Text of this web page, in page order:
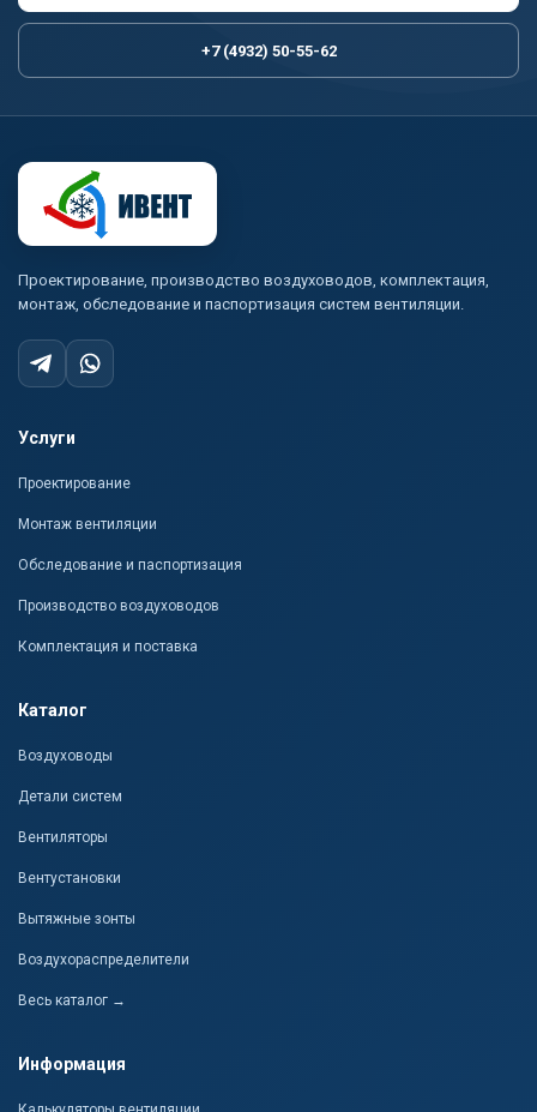
+7 (4932) 50-55-62
Проектирование, производство воздуховодов, комплектация,
монтаж, обследование и паспортизация систем вентиляции.
Услуги
Проектирование
Монтаж вентиляции
Обследование и паспортизация
Производство воздуховодов
Комплектация и поставка
Каталог
Воздуховоды
Детали систем
Вентиляторы
Вентустановки
Вытяжные зонты
Воздухораспределители
Весь каталог →
Информация